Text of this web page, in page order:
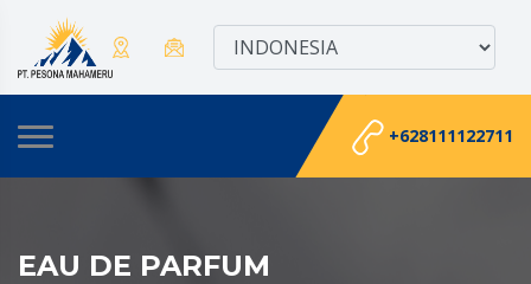
+628111122711
EAU DE PARFUM